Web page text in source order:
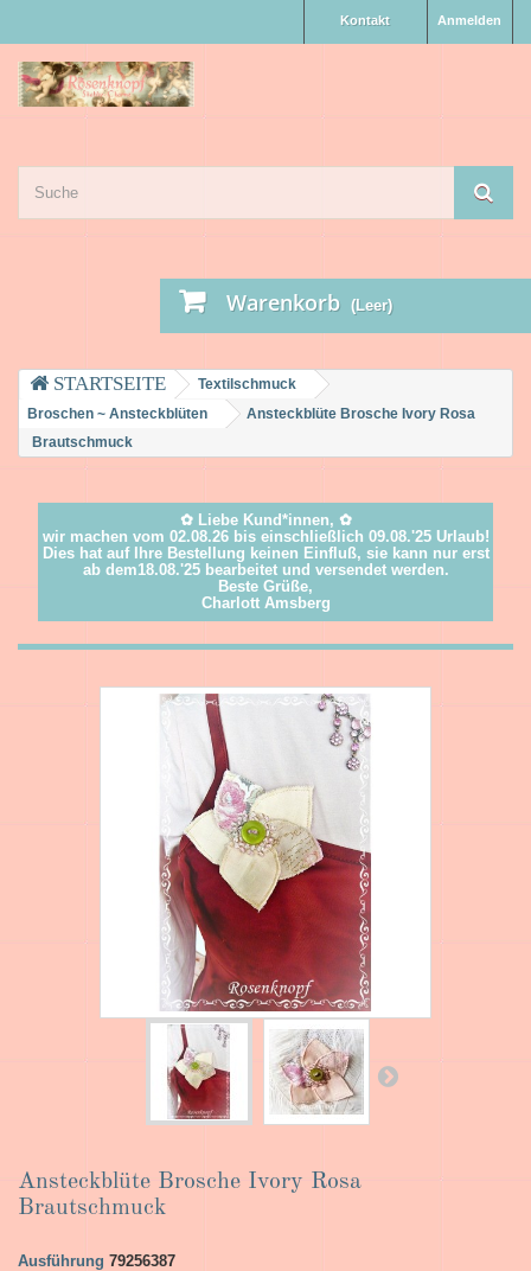
Anmelden
Kontakt
Warenkorb (Leer)
Textilschmuck
Broschen ~ Ansteckblüten
Ansteckblüte Brosche Ivory Rosa
Brautschmuck
✿ Liebe Kund*innen, ✿
wir machen vom 02.08.26 bis einschließlich 09.08.'25 Urlaub!
Dies hat auf Ihre Bestellung keinen Einfluß, sie kann nur erst
ab dem18.08.'25 bearbeitet und versendet werden.
Beste Grüße,
Charlott Amsberg
Ansteckblüte Brosche Ivory Rosa
Brautschmuck
Ausführung 79256387